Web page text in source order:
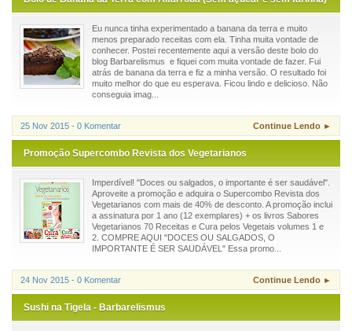
Eu nunca tinha experimentado a banana da terra e muito
menos preparado receitas com ela. Tinha muita vontade de
conhecer. Postei recentemente aqui a versão deste bolo do
blog Barbarelismus e fiquei com muita vontade de fazer. Fui
atrás de banana da terra e fiz a minha versão. O resultado foi
muito melhor do que eu esperava. Ficou lindo e delicioso. Não
conseguia imag...
25 Nov 2015 - 0 Komentar Continue Lendo ►
Promoção Supercombo Revista dos Vegetarianos
Imperdível! "Doces ou salgados, o importante é ser saudável".
Aproveite a promoção e adquira o Supercombo Revista dos
Vegetarianos com mais de 40% de desconto. A promoção inclui
a assinatura por 1 ano (12 exemplares) + os livros Sabores
Vegetarianos 70 Receitas e Cura pelos Vegetais volumes 1 e
2. COMPRE AQUI "DOCES OU SALGADOS, O
IMPORTANTE É SER SAUDÁVEL" Essa promo...
24 Nov 2015 - 0 Komentar Continue Lendo ►
Sushi na Tigela - Barbarelismus